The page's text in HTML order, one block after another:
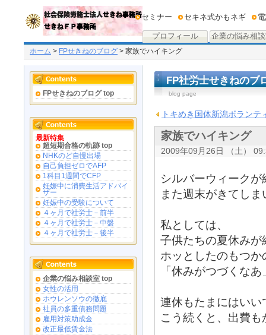
プロフィール 企業の悩み相
セミナー セキネ式かもネギ
ホーム > FPせきねのブログ > 家族でハイキング
FPせきねのブログ top
最新特集
超短期合格の軌跡 top
NHKのど自慢出場
自己負担ゼロでAFP
1科目1週間でCFP
妊娠中に消費生活アドバイ
ザー
妊娠中の受験について
４ヶ月で社労士－前半
４ヶ月で社労士－中盤
４ヶ月で社労士－後半
企業の悩み相談室 top
女性の活用
ホウレンソウの徹底
社員の多重債務問題
雇用対策助成金
改正最低賃金法
FP社労士せきねのブ
blog page
トキめき国体新潟ボランテ
家族でハイキング
2009年09月26日 （土）
シルバーウィーク
また週末がきてし
私としては、
子供たちの夏休みが
ホッとしたのもつか
「休みがつづくな
連休もたまにはいい
こう続くと、出費